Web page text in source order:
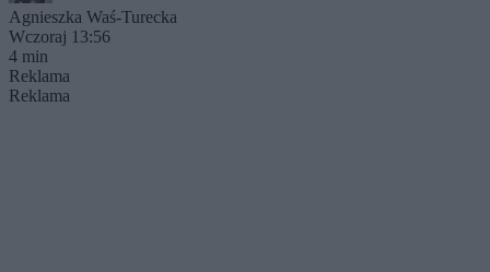
Agnieszka Waś-Turecka
Wczoraj 13:56
4 min
Reklama
Reklama